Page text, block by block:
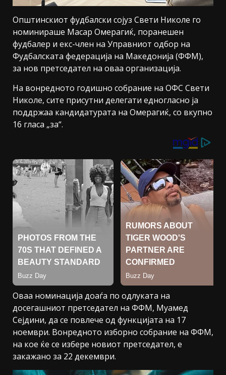
Општинскиот фудбалски сојуз Свети Николе го
номинираше Масар Омерагиќ, поранешен
фудбалер и екс-член на Управниот одбор на
Фудбалската федерација на Македонија (ФФМ),
за нов претседател на оваа организација.
На вонредното годишно собрание на ОФС Свети
Николе, сите присутни делегати едногласно ја
поддржаа кандидатурата на Омерагиќ, со вкупно
16 гласа „за“.
Оваа номинација доаѓа по одлуката на
досегашниот претседател на ФФМ, Муамед
Сејдини, да се повлече од функцијата на 17
ноември. Вонредното изборно собрание на ФФМ,
на кое ќе се избере новиот претседател, е
закажано за 22 декември.